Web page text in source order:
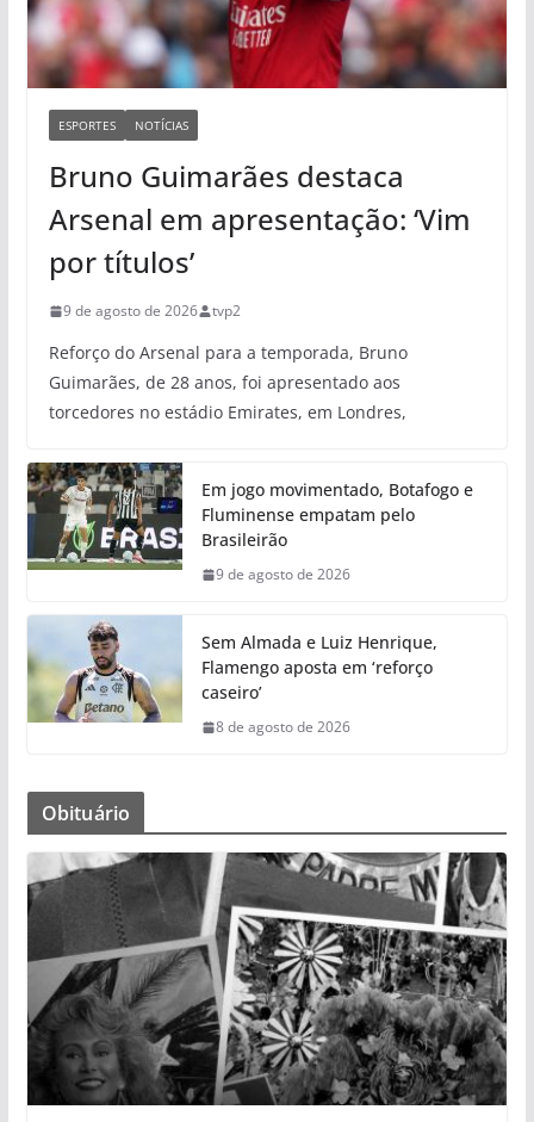
ESPORTES NOTÍCIAS
Bruno Guimarães destaca
Arsenal em apresentação: ‘Vim
por títulos’
9 de agosto de 2026 tvp2
Reforço do Arsenal para a temporada, Bruno
Guimarães, de 28 anos, foi apresentado aos
torcedores no estádio Emirates, em Londres,
Em jogo movimentado, Botafogo e
Fluminense empatam pelo
Brasileirão
9 de agosto de 2026
Sem Almada e Luiz Henrique,
Flamengo aposta em ‘reforço
caseiro’
8 de agosto de 2026
Obituário